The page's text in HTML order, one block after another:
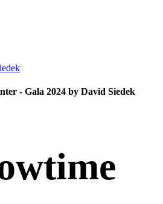
- Gala 2024 by David Siedek